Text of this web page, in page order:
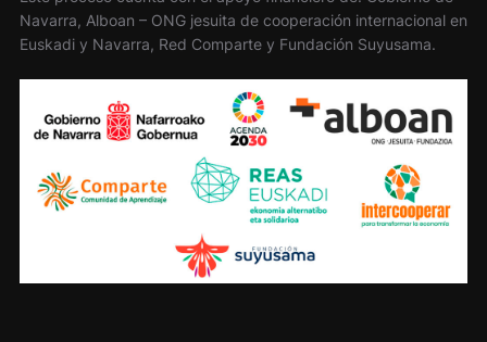
Navarra, Alboan – ONG jesuita de cooperación internacional en
Euskadi y Navarra, Red Comparte y Fundación Suyusama.